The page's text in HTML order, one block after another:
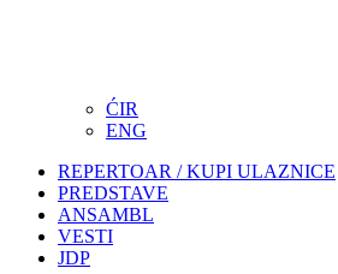
ĆIR
ENG
REPERTOAR / KUPI ULAZNICE
PREDSTAVE
ANSAMBL
VESTI
JDP